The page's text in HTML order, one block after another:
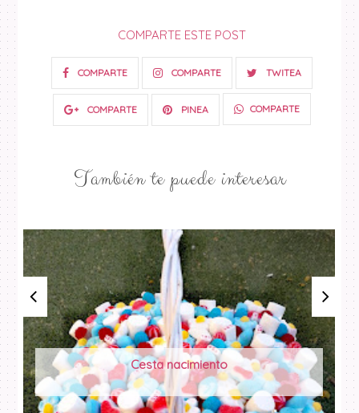
COMPARTE ESTE POST
COMPARTE COMPARTE TWITEA
COMPARTE PINEA COMPARTE
También te puede interesar
Cesta nacimiento